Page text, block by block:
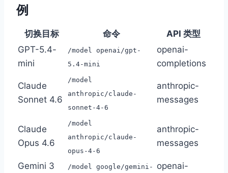
例
切换目标 命令
API 类型
GPT-5.4-
mini
/model openai/gpt-
5.4-mini
openai-
completions
Claude
Sonnet 4.6
/model
anthropic/claude-
sonnet-4-6
anthropic-
messages
Claude
Opus 4.6
/model
anthropic/claude-
opus-4-6
anthropic-
messages
Gemini 3
/model google/gemini-
openai-